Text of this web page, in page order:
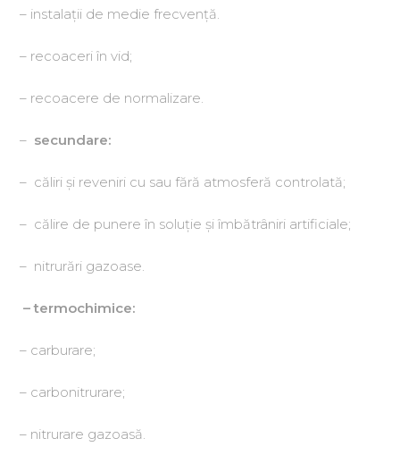
– instalaţii de medie frecvenţă.
– recoaceri în vid;
– recoacere de normalizare.
– secundare:
– căliri şi reveniri cu sau fără atmosferă controlată;
– călire de punere în soluţie şi îmbătrâniri artificiale;
– nitrurări gazoase.
– termochimice:
– carburare;
– carbonitrurare;
– nitrurare gazoasă.